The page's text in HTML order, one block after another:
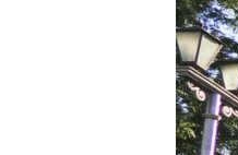
УКРАЇНСЬКА ПРОБЛЕМА КРИМУ